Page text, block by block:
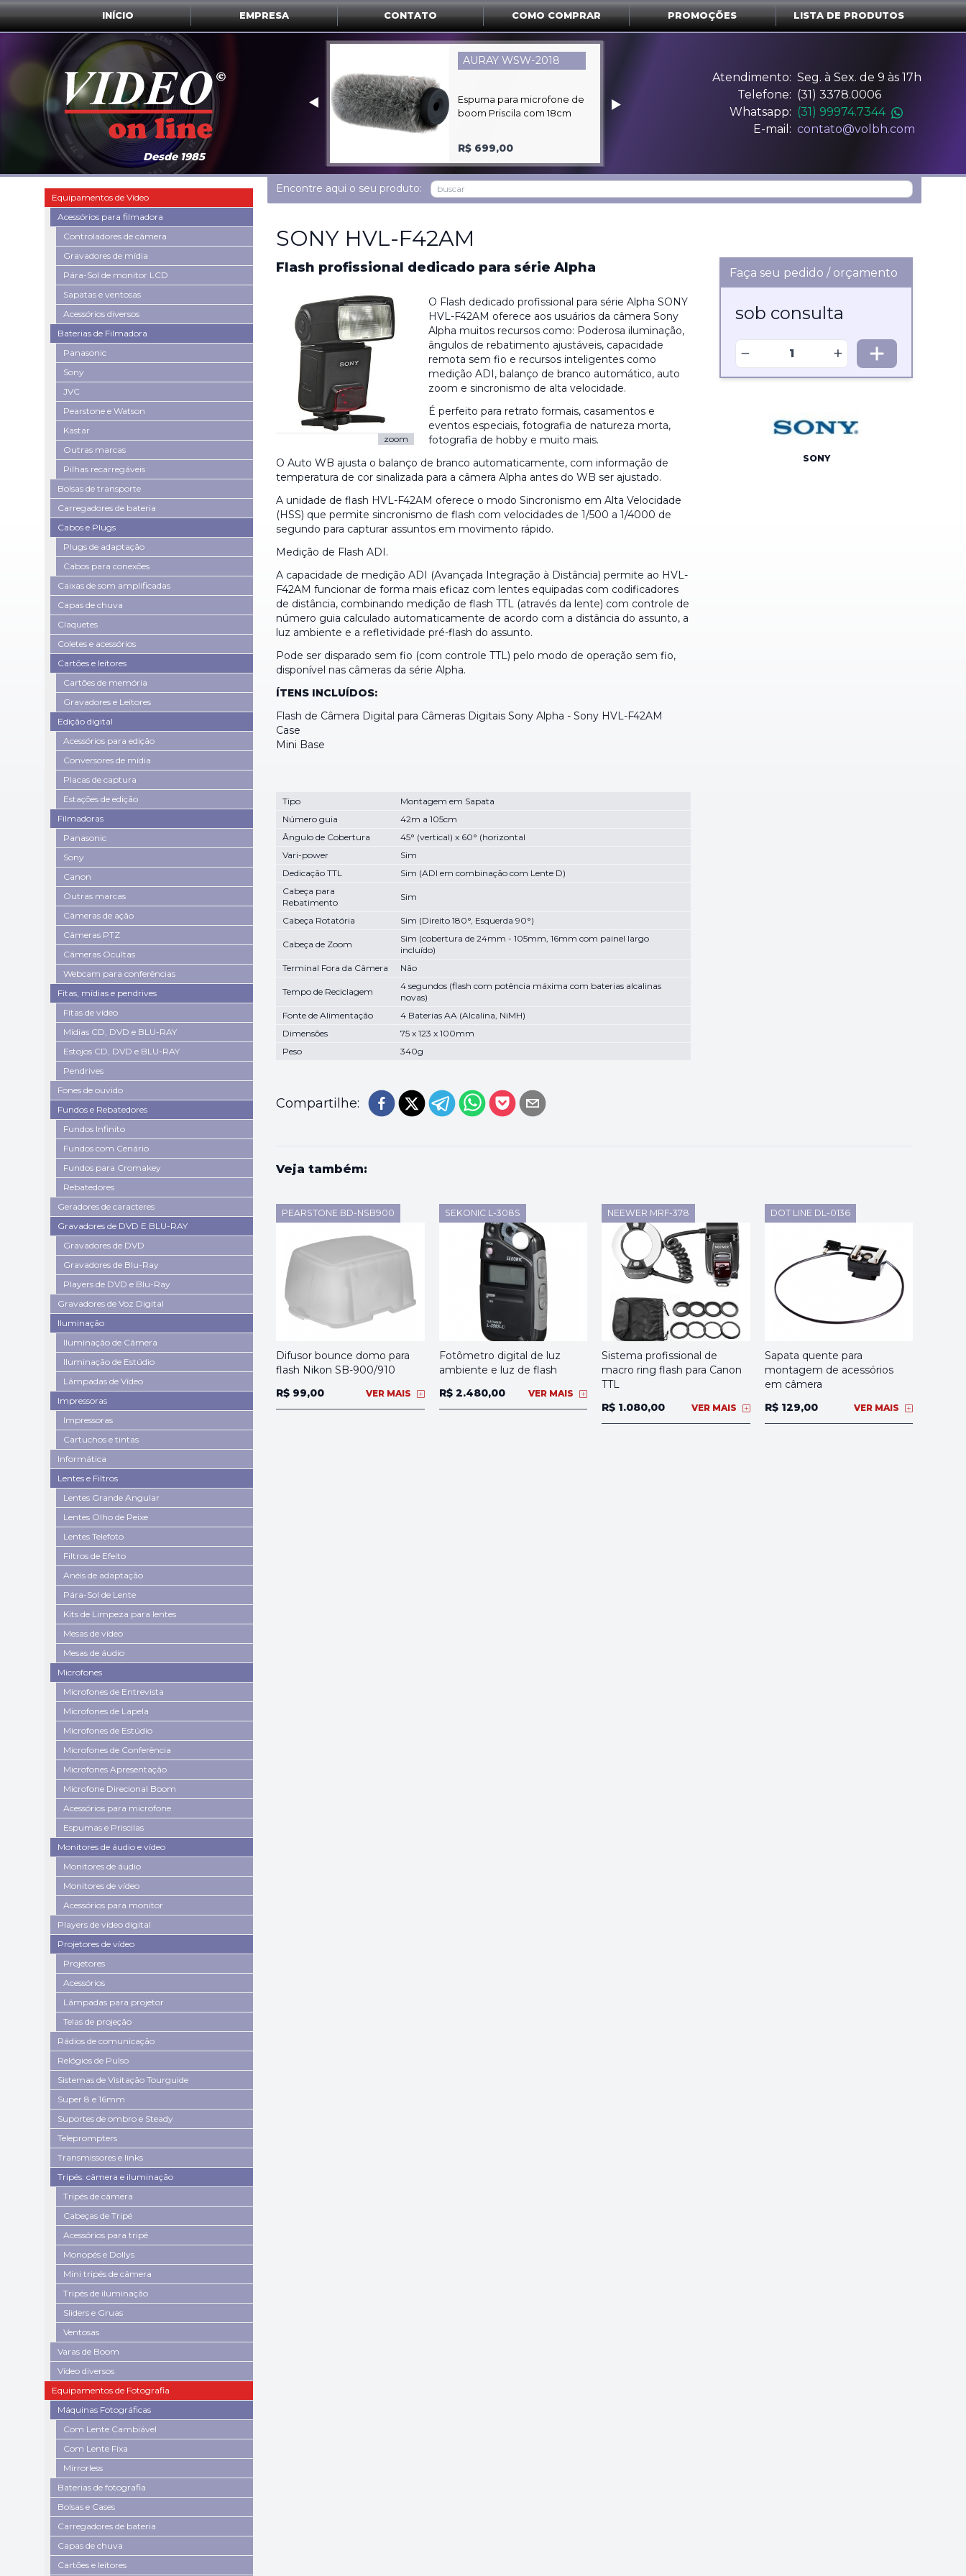
INÍCIO EMPRESA CONTATO COMO COMPRAR PROMOÇÕES LISTA DE PRODUTOS
Desde 1985
MARSHALL V-H70X
Pára-Sol de monitor LCD
com 7"
sob consulta
‣
‣
Atendimento: Seg. à Sex. de 9 às 17h
Telefone: (31) 3378.0006
Whatsapp: (31) 99974.7344
E-mail: contato@volbh.com
Encontre aqui o seu produto:
Equipamentos de Vídeo
Acessórios para filmadora
Controladores de câmera
Gravadores de mídia
Pára-Sol de monitor LCD
Sapatas e ventosas
Acessórios diversos
Baterias de Filmadora
Panasonic
Sony
JVC
Pearstone e Watson
Kastar
Outras marcas
Pilhas recarregáveis
Bolsas de transporte
Carregadores de bateria
Cabos e Plugs
Plugs de adaptação
Cabos para conexões
Caixas de som amplificadas
Capas de chuva
Claquetes
Coletes e acessórios
Cartões e leitores
Cartões de memória
Gravadores e Leitores
Edição digital
Acessórios para edição
Conversores de mídia
Placas de captura
Estações de edição
Filmadoras
Panasonic
Sony
Canon
Outras marcas
Câmeras de ação
Câmeras PTZ
Câmeras Ocultas
Webcam para conferências
Fitas, mídias e pendrives
Fitas de vídeo
Mídias CD, DVD e BLU-RAY
Estojos CD, DVD e BLU-RAY
Pendrives
Fones de ouvido
Fundos e Rebatedores
Fundos Infinito
Fundos com Cenário
Fundos para Cromakey
Rebatedores
Geradores de caracteres
Gravadores de DVD E BLU-RAY
Gravadores de DVD
Gravadores de Blu-Ray
Players de DVD e Blu-Ray
Gravadores de Voz Digital
Iluminação
Iluminação de Câmera
Iluminação de Estúdio
Lâmpadas de Vídeo
Impressoras
Impressoras
Cartuchos e tintas
Informática
Lentes e Filtros
Lentes Grande Angular
Lentes Olho de Peixe
Lentes Telefoto
Filtros de Efeito
Anéis de adaptação
Pára-Sol de Lente
Kits de Limpeza para lentes
Mesas de vídeo
Mesas de áudio
Microfones
Microfones de Entrevista
Microfones de Lapela
Microfones de Estúdio
Microfones de Conferência
Microfones Apresentação
Microfone Direcional Boom
Acessórios para microfone
Espumas e Priscilas
Monitores de áudio e vídeo
Monitores de áudio
Monitores de vídeo
Acessórios para monitor
Players de vídeo digital
Projetores de vídeo
Projetores
Acessórios
Lâmpadas para projetor
Telas de projeção
Rádios de comunicação
Relógios de Pulso
Sistemas de Visitação Tourguide
Super 8 e 16mm
Suportes de ombro e Steady
Teleprompters
Transmissores e links
Tripés: câmera e iluminação
Tripés de câmera
Cabeças de Tripé
Acessórios para tripé
Monopés e Dollys
Mini tripés de câmera
Tripés de iluminação
Sliders e Gruas
Ventosas
Varas de Boom
Vídeo diversos
Equipamentos de Fotografia
Máquinas Fotográficas
Com Lente Cambiável
Com Lente Fixa
Mirrorless
Baterias de fotografia
Bolsas e Cases
Carregadores de bateria
Capas de chuva
Cartões e leitores
SONY HVL-F42AM
Flash profissional dedicado para série Alpha
zoom
O Flash dedicado profissional para série Alpha SONY
HVL-F42AM oferece aos usuários da câmera Sony
Alpha muitos recursos como: Poderosa iluminação,
ângulos de rebatimento ajustáveis, capacidade
remota sem fio e recursos inteligentes como
medição ADI, balanço de branco automático, auto
zoom e sincronismo de alta velocidade.
É perfeito para retrato formais, casamentos e
eventos especiais, fotografia de natureza morta,
fotografia de hobby e muito mais.
O Auto WB ajusta o balanço de branco automaticamente, com informação de
temperatura de cor sinalizada para a câmera Alpha antes do WB ser ajustado.
A unidade de flash HVL-F42AM oferece o modo Sincronismo em Alta Velocidade
(HSS) que permite sincronismo de flash com velocidades de 1/500 a 1/4000 de
segundo para capturar assuntos em movimento rápido.
Medição de Flash ADI.
A capacidade de medição ADI (Avançada Integração à Distância) permite ao HVL-
F42AM funcionar de forma mais eficaz com lentes equipadas com codificadores
de distância, combinando medição de flash TTL (através da lente) com controle de
número guia calculado automaticamente de acordo com a distância do assunto, a
luz ambiente e a refletividade pré-flash do assunto.
Pode ser disparado sem fio (com controle TTL) pelo modo de operação sem fio,
disponível nas câmeras da série Alpha.
ÍTENS INCLUÍDOS:
Flash de Câmera Digital para Câmeras Digitais Sony Alpha - Sony HVL-F42AM
Case
Mini Base
Tipo
Montagem em Sapata
Número guia
42m a 105cm
Ângulo de Cobertura
45° (vertical) x 60° (horizontal
Vari-power
Sim
Dedicação TTL
Sim (ADI em combinação com Lente D)
Cabeça para
Rebatimento
Sim
Cabeça Rotatória Sim (Direito 180°, Esquerda 90°)
Cabeça de Zoom
Sim (cobertura de 24mm - 105mm, 16mm com painel largo
incluído)
Terminal Fora da Câmera
Não
Tempo de Reciclagem
4 segundos (flash com potência máxima com baterias alcalinas
novas)
Fonte de Alimentação
4 Baterias AA (Alcalina, NiMH)
Dimensões
75 x 123 x 100mm
Peso
340g
Compartilhe:
Faça seu pedido / orçamento
sob consulta
−
+
SONY
Veja também:
PEARSTONE BD-NSB900
Difusor bounce domo para
flash Nikon SB-900/910
R$ 99,00
VER MAIS
SEKONIC L-308S
Fotômetro digital de luz
ambiente e luz de flash
R$ 2.480,00
VER MAIS
NEEWER MRF-378
Sistema profissional de
macro ring flash para Canon
TTL
R$ 1.080,00
VER MAIS
DOT LINE DL-0136
Sapata quente para
montagem de acessórios
em câmera
R$ 129,00
VER MAIS